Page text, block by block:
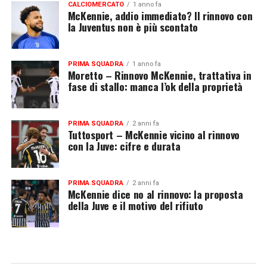
CALCIOMERCATO 1 anno fa
McKennie, addio immediato? Il rinnovo con
la Juventus non è più scontato
PRIMA SQUADRA 1 anno fa
Moretto – Rinnovo McKennie, trattativa in
fase di stallo: manca l’ok della proprietà
PRIMA SQUADRA 2 anni fa
Tuttosport – McKennie vicino al rinnovo
con la Juve: cifre e durata
PRIMA SQUADRA 2 anni fa
McKennie dice no al rinnovo: la proposta
della Juve e il motivo del rifiuto